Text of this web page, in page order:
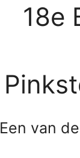
18e
Een van